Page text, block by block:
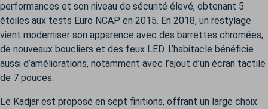
performances et son niveau de sécurité élevé, obtenant 5
étoiles aux tests Euro NCAP en 2015. En 2018, un restylage
vient moderniser son apparence avec des barrettes chromées,
de nouveaux boucliers et des feux LED. L’habitacle bénéficie
aussi d’améliorations, notamment avec l’ajout d’un écran tactile
de 7 pouces.
Le Kadjar est proposé en sept finitions, offrant un large choix